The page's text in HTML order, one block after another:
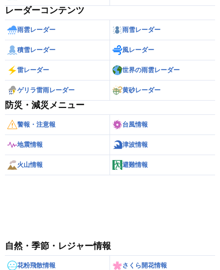
レーダーコンテンツ
雨雲レーダー 雨雪レーダー
積雪レーダー 風レーダー
雷レーダー 世界の雨雲レーダー
ゲリラ雷雨レーダー 黄砂レーダー
防災・減災メニュー
警報・注意報 台風情報
地震情報 津波情報
火山情報 避難情報
自然・季節・レジャー情報
花粉飛散情報 さくら開花情報